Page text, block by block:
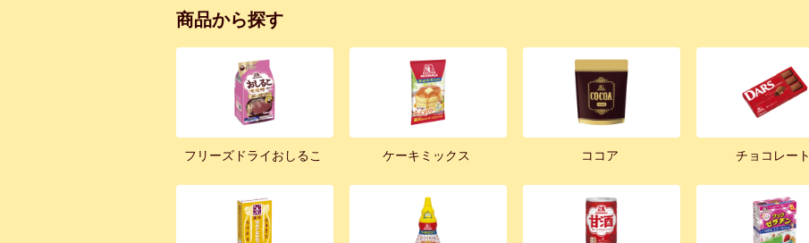
商品から探す
フリーズドライおしるこ ケーキミックス ココア チョコレート